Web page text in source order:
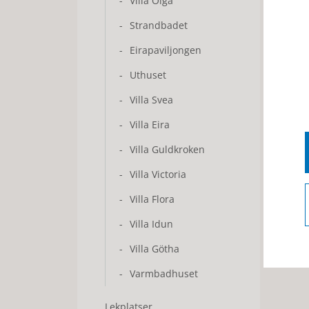
Strandbadet
Eirapaviljongen
Uthuset
Villa Svea
Villa Eira
Villa Guldkroken
Villa Victoria
Villa Flora
Villa Idun
Villa Götha
Varmbadhuset